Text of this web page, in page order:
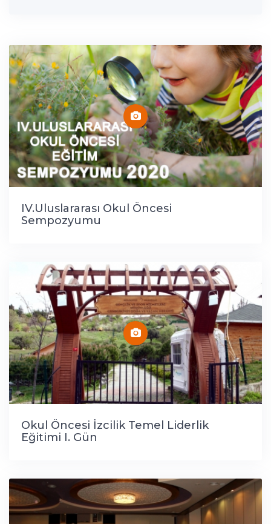
IV.Uluslararası Okul Öncesi
Sempozyumu
Okul Öncesi İzcilik Temel Liderlik
Eğitimi I. Gün